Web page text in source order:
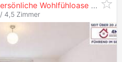
Verwirklichen Sie Ihre persönliche Wohlfühloase ? Einfamilienhaus mit großem Entwicklungspotenzial und traumhaftem Garten!
4,5 Zimmer